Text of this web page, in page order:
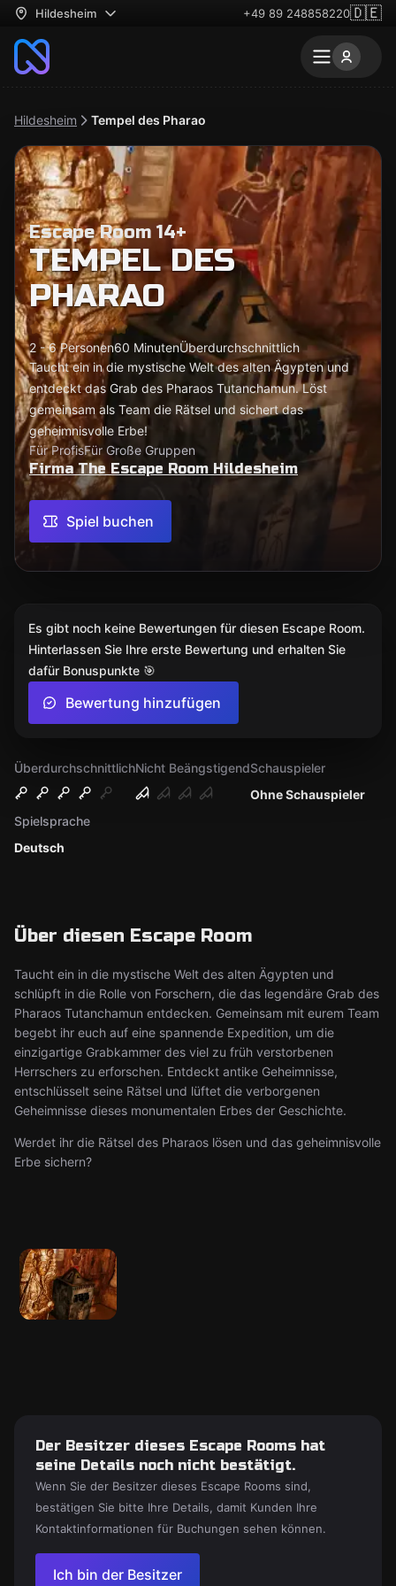
Hildesheim +49 89 248858220🇩🇪
Hildesheim Tempel des Pharao
Escape Room 14+
TEMPEL DES
PHARAO
2 - 6 Personen60 MinutenÜberdurchschnittlich
Taucht ein in die mystische Welt des alten Ägypten und
entdeckt das Grab des Pharaos Tutanchamun. Löst
gemeinsam als Team die Rätsel und sichert das
geheimnisvolle Erbe!
Für ProfisFür Große Gruppen
Firma The Escape Room Hildesheim
Spiel buchen
ÜberdurchschnittlichNicht Beängstigend
Ohne Schauspieler
Schauspieler
Deutsch
Spielsprache
Über diesen Escape Room
Taucht ein in die mystische Welt des alten Ägypten und
schlüpft in die Rolle von Forschern, die das legendäre Grab des
Pharaos Tutanchamun entdecken. Gemeinsam mit eurem Team
begebt ihr euch auf eine spannende Expedition, um die
einzigartige Grabkammer des viel zu früh verstorbenen
Herrschers zu erforschen. Entdeckt antike Geheimnisse,
entschlüsselt seine Rätsel und lüftet die verborgenen
Geheimnisse dieses monumentalen Erbes der Geschichte.
Werdet ihr die Rätsel des Pharaos lösen und das geheimnisvolle
Erbe sichern?
Es gibt noch keine Bewertungen für diesen Escape Room.
Hinterlassen Sie Ihre erste Bewertung und erhalten Sie
dafür Bonuspunkte 🎯
Bewertung hinzufügen
Der Besitzer dieses Escape Rooms hat
seine Details noch nicht bestätigt.
Wenn Sie der Besitzer dieses Escape Rooms sind,
bestätigen Sie bitte Ihre Details, damit Kunden Ihre
Kontaktinformationen für Buchungen sehen können.
Ich bin der Besitzer